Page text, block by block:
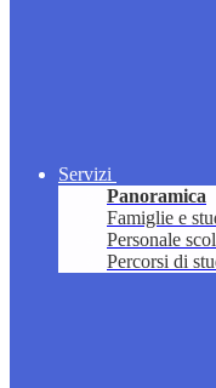
Servizi
Panoramica
Famiglie e
Personale
Percorsi di